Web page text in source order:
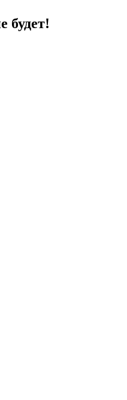
будет!